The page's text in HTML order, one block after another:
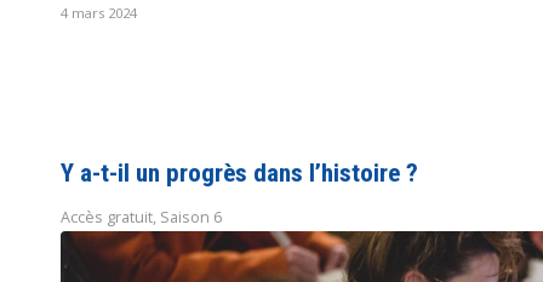
4 mars 2024
Y a-t-il un progrès dans l’histoire ?
Accès gratuit, Saison 6